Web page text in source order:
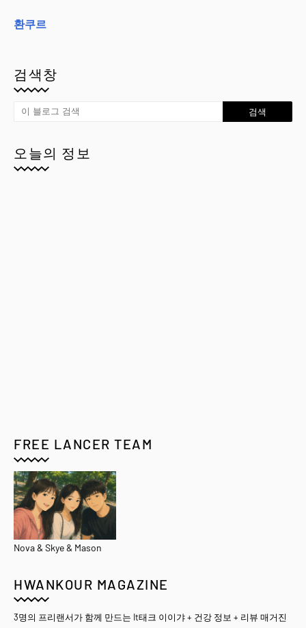
환쿠르
검색창
오늘의 정보
FREE LANCER TEAM
Nova & Skye & Mason
HWANKOUR MAGAZINE
3명의 프리랜서가 함께 만드는 It태크 이이갸 + 건강 정보 + 리뷰 매거진